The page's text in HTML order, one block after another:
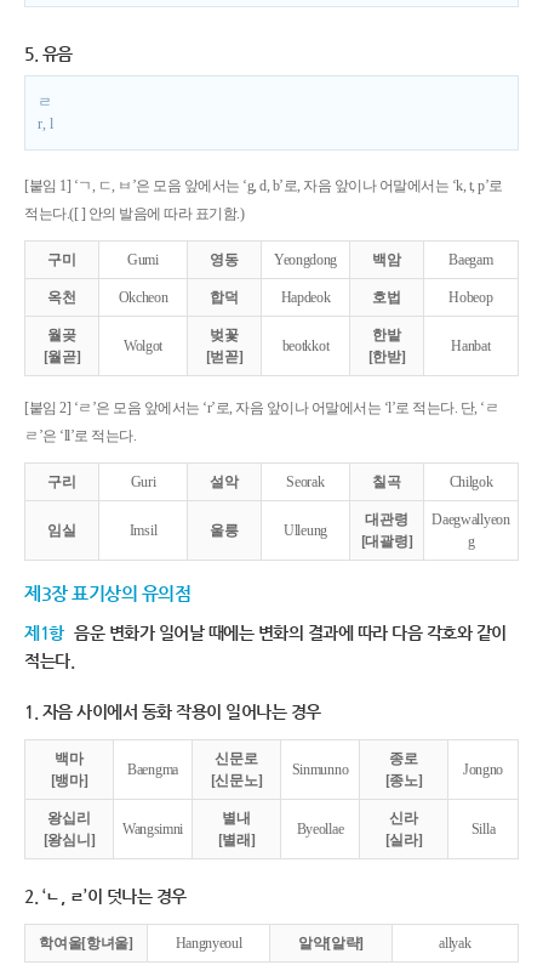
5. 유음
ㄹ
r, l
[붙임 1] ‘ㄱ, ㄷ, ㅂ’은 모음 앞에서는 ‘g, d, b’로, 자음 앞이나 어말에서는 ‘k, t, p’로
적는다.([ ] 안의 발음에 따라 표기함.)
구미 Gumi 영동 Yeongdong 백암 Baegam
옥천 Okcheon 합덕 Hapdeok 호법 Hobeop
월곶
[월곧]
Wolgot
벚꽃
[벋꼳]
beotkkot
한밭
[한받]
Hanbat
[붙임 2] ‘ㄹ’은 모음 앞에서는 ‘r’로, 자음 앞이나 어말에서는 ‘l’로 적는다. 단, ‘ㄹ
ㄹ’은 ‘ll’로 적는다.
구리 Guri 설악 Seorak 칠곡 Chilgok
임실 Imsil 울릉 Ulleung
대관령
[대괄령]
Daegwallyeon
g
제3장 표기상의 유의점
제1항 음운 변화가 일어날 때에는 변화의 결과에 따라 다음 각호와 같이
적는다.
1. 자음 사이에서 동화 작용이 일어나는 경우
백마
[뱅마]
Baengma
신문로
[신문노]
Sinmunno
종로
[종노]
Jongno
왕십리
[왕심니]
Wangsimni
별내
[별래]
Byeollae
신라
[실라]
Silla
2. ‘ㄴ, ㄹ’이 덧나는 경우
학여울[항녀울] Hangnyeoul 알약[알략] allyak